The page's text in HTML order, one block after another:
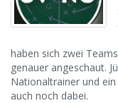
haben sich zwei
genauer angeschaut.
Nationaltrainer und
auch noch dabei.